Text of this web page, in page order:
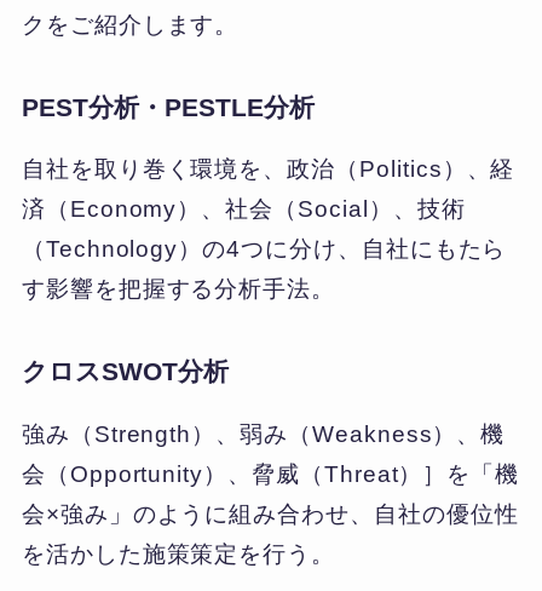
クをご紹介します。
PEST分析・PESTLE分析
自社を取り巻く環境を、政治（Politics）、経
済（Economy）、社会（Social）、技術
（Technology）の4つに分け、自社にもたら
す影響を把握する分析手法。
クロスSWOT分析
強み（Strength）、弱み（Weakness）、機
会（Opportunity）、脅威（Threat）］を「機
会×強み」のように組み合わせ、自社の優位性
を活かした施策策定を行う。